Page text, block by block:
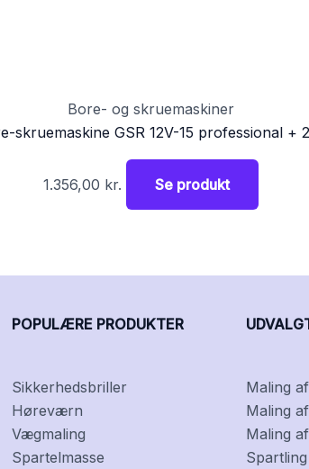
Bore- og skruemaskiner
skruemaskine GSR 12V-15 professional +
1.356,00 kr. Se produkt
POPULÆRE PRODUKTER
Sikkerhedsbriller
Høreværn
Vægmaling
Spartelmasse
Maling
Maling
Maling